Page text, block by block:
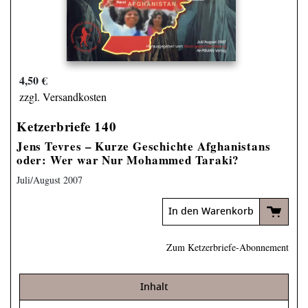
4,50 €
zzgl. Versandkosten
Ketzerbriefe 140
Jens Tevres – Kurze Geschichte Afghanistans
oder: Wer war Nur Mohammed Taraki?
Juli/August 2007
In den Warenkorb
Zum Ketzerbriefe-Abonnement
Inhalt